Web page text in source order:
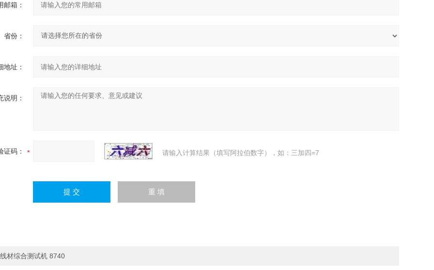
邮箱：
省份：
地址：
说明：
证码： 请输入计算结果（填写阿拉伯数字），如：三加四=7
线材综合测试机 8740